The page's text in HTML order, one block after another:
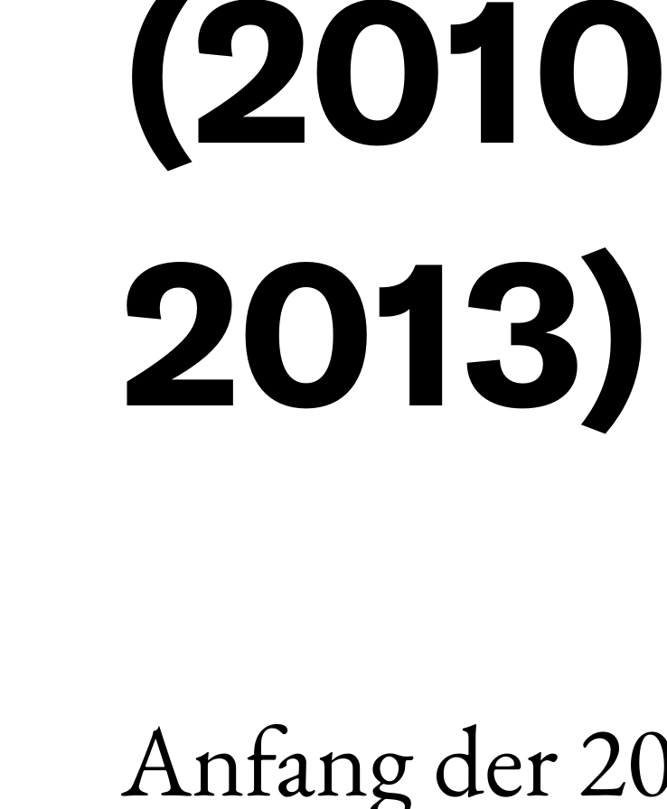
Deutsch
2013)
Anfang der